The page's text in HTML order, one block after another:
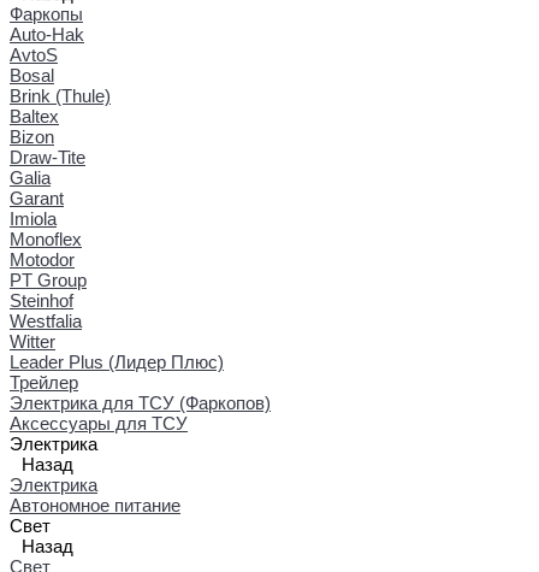
Фаркопы
Auto-Hak
AvtoS
Bosal
Brink (Thule)
Baltex
Bizon
Draw-Tite
Galia
Garant
Imiola
Monoflex
Motodor
PT Group
Steinhof
Westfalia
Witter
Leader Plus (Лидер Плюс)
Трейлер
Электрика для ТСУ (Фаркопов)
Аксессуары для ТСУ
Электрика
Назад
Электрика
Автономное питание
Свет
Назад
Свет